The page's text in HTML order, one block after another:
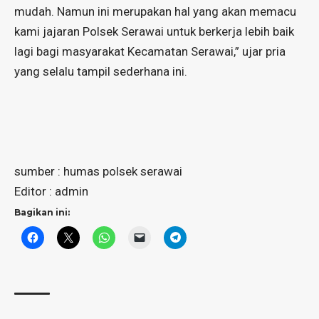
mudah. Namun ini merupakan hal yang akan memacu
kami jajaran Polsek Serawai untuk berkerja lebih baik
lagi bagi masyarakat Kecamatan Serawai,” ujar pria
yang selalu tampil sederhana ini.
sumber : humas polsek serawai
Editor : admin
Bagikan ini: